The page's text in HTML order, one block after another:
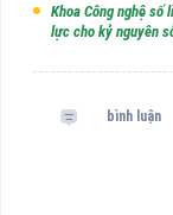
Khoa Công nghệ số
lực cho kỷ nguyên
bình luận